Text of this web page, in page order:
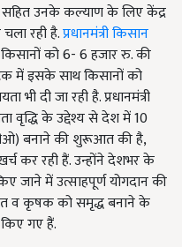
उनके कल्याण के लिए केंद्र
रही है.प्रधानमंत्री किसान
को 6- 6हजार रु. की
में इसके साथ किसानों को
भी दी जा रही है. प्रधानमंत्री
वृद्धि के उद्देश्य से देश में10
बनाने की शुरूआत की है,
कर रही हैं. उन्होंने देशभर के
जाने में उत्साहपूर्ण योगदान की
व कृषक को समृद्ध बनाने के
किए गए हैं.